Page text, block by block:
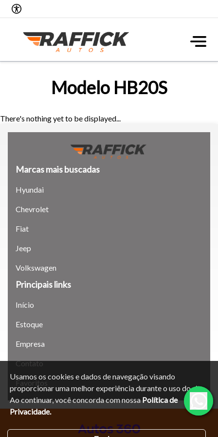
Usamos os cookies e dados de navegação visando
proporcionar uma melhor experiência durante o uso do site.
Ao continuar, você concorda com nossaPolítica de
Privacidade.
Tamanho do texto
atalhos Ctrl+ (para aumentar) e Ctrl- (para diminuir) no seu
teclado.
Modelo HB20S
There's nothing yet to be displayed...
Marcas mais buscadas
Hyundai
Chevrolet
Fiat
Jeep
Volkswagen
Principais links
Início
Estoque
Empresa
Contato
Favoritos